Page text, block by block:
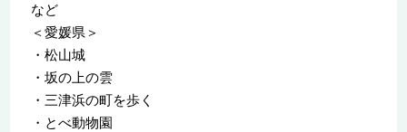
など
＜愛媛県＞
・松山城
・坂の上の雲
・三津浜の町を歩く
・とべ動物園